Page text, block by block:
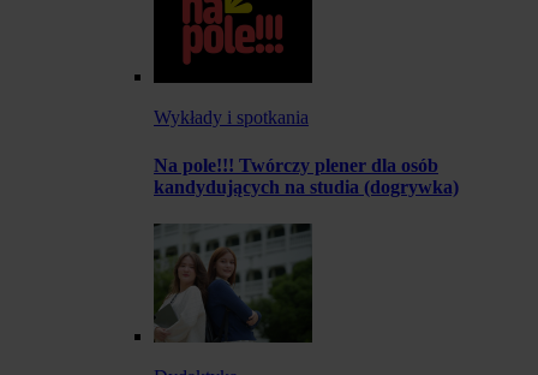
Wykłady i spotkania
Na pole!!! Twórczy plener dla osób
kandydujących na studia (dogrywka)